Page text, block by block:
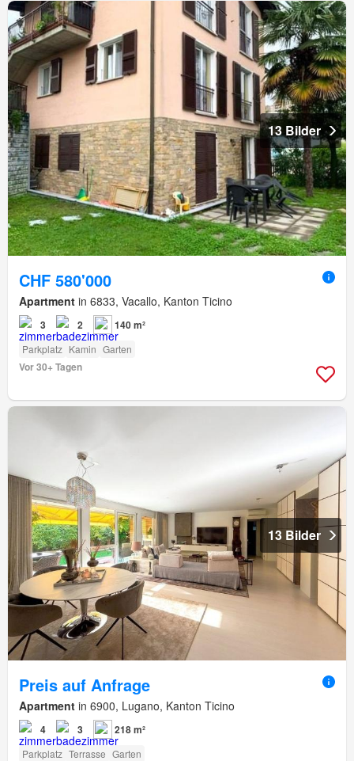
13 Bilder
CHF 580'000
Apartment in 6833, Vacallo, Kanton Ticino
3 2 140 m²
Parkplatz Kamin Garten
Vor 30+ Tagen
13 Bilder
Preis auf Anfrage
Apartment in 6900, Lugano, Kanton Ticino
4 3 218 m²
Parkplatz Terrasse Garten